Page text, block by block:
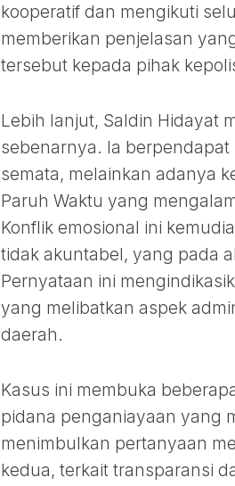
kooperatif dan mengikuti
memberikan penjelasan
tersebut kepada pihak
Lebih lanjut, Saldin Hidayat
sebenarnya. Ia
semata, melainkan adanya
Paruh Waktu yang
Konflik emosional ini
tidak akuntabel, yang pada
Pernyataan ini
yang melibatkan aspek
daerah.
Kasus ini membuka
pidana penganiayaan yang
menimbulkan pertanyaan
kedua, terkait transparansi